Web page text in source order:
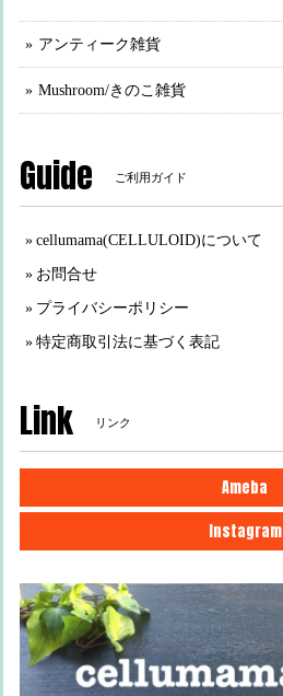
アンティーク雑貨
Mushroom/きのこ雑貨
Guide ご利用ガイド
cellumama(CELLULOID)について
お問合せ
プライバシーポリシー
特定商取引法に基づく表記
Link リンク
Ameba
Instagram